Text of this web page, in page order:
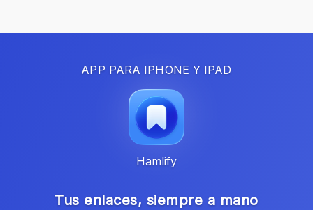
APP PARA IPHONE Y IPAD
Hamlify
Tus enlaces, siempre a mano